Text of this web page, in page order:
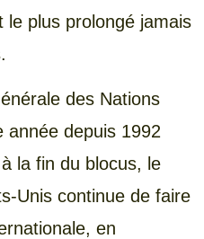
le plus prolongé jamais
des Nations
année depuis 1992
la fin du blocus, le
Unis continue de faire
en